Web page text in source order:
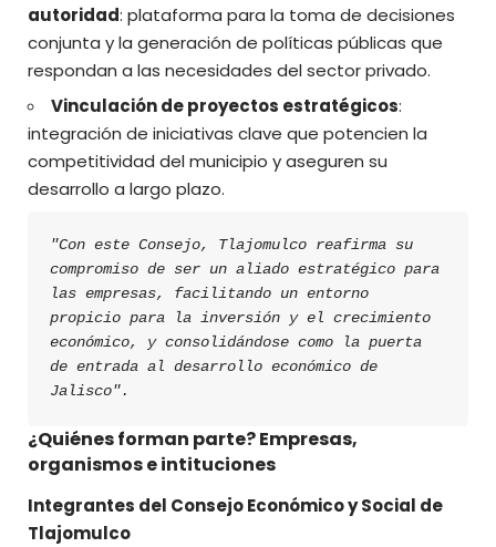
autoridad: plataforma para la toma de decisiones
conjunta y la generación de políticas públicas que
respondan a las necesidades del sector privado.
Vinculación de proyectos estratégicos:
integración de iniciativas clave que potencien la
competitividad del municipio y aseguren su
desarrollo a largo plazo.
"Con este Consejo, Tlajomulco reafirma su
compromiso de ser un aliado estratégico para
las empresas, facilitando un entorno
propicio para la inversión y el crecimiento
económico, y consolidándose como la puerta
de entrada al desarrollo económico de
Jalisco".
¿Quiénes forman parte? Empresas,
organismos e intituciones
Integrantes del Consejo Económico y Social de
Tlajomulco